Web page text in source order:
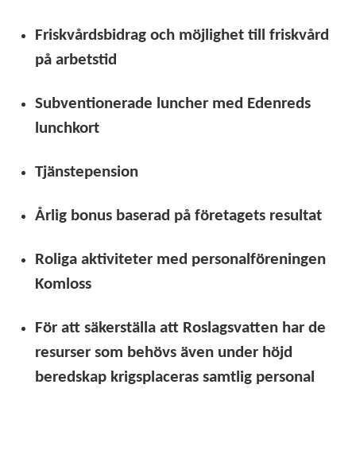
Friskvårdsbidrag och möjlighet till friskvård
på arbetstid
Subventionerade luncher med Edenreds
lunchkort
Tjänstepension
Årlig bonus baserad på företagets resultat
Roliga aktiviteter med personalföreningen
Komloss
För att säkerställa att Roslagsvatten har de
resurser som behövs även under höjd
beredskap krigsplaceras samtlig personal